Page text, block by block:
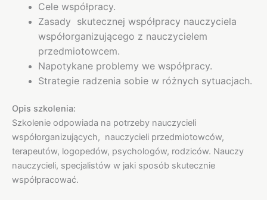
Cele współpracy.
Zasady skutecznej współpracy nauczyciela
współorganizującego z nauczycielem
przedmiotowcem.
Napotykane problemy we współpracy.
Strategie radzenia sobie w różnych sytuacjach.
Opis szkolenia:
Szkolenie odpowiada na potrzeby nauczycieli
współorganizujących, nauczycieli przedmiotowców,
terapeutów, logopedów, psychologów, rodziców. Nauczy
nauczycieli, specjalistów w jaki sposób skutecznie
współpracować.